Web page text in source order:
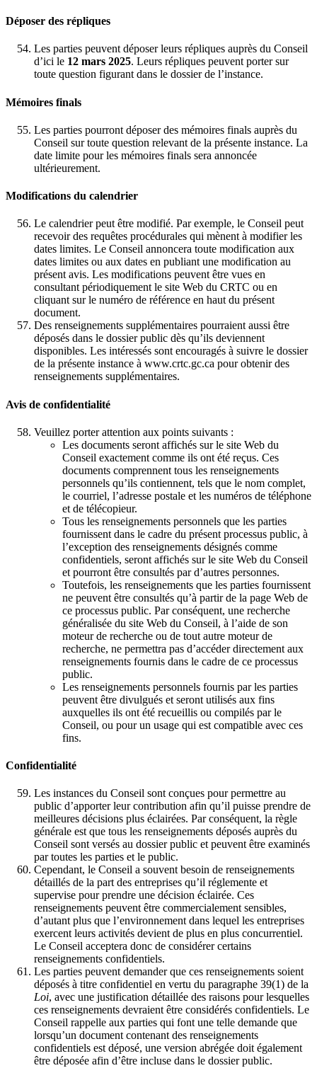
Déposer des répliques
Les parties peuvent déposer leurs répliques auprès du Conseil
d’ici le 12 mars 2025. Leurs répliques peuvent porter sur
toute question figurant dans le dossier de l’instance.
Mémoires finals
Les parties pourront déposer des mémoires finals auprès du
Conseil sur toute question relevant de la présente instance. La
date limite pour les mémoires finals sera annoncée
ultérieurement.
Modifications du calendrier
Le calendrier peut être modifié. Par exemple, le Conseil peut
recevoir des requêtes procédurales qui mènent à modifier les
dates limites. Le Conseil annoncera toute modification aux
dates limites ou aux dates en publiant une modification au
présent avis. Les modifications peuvent être vues en
consultant périodiquement le site Web du CRTC ou en
cliquant sur le numéro de référence en haut du présent
document.
Des renseignements supplémentaires pourraient aussi être
déposés dans le dossier public dès qu’ils deviennent
disponibles. Les intéressés sont encouragés à suivre le dossier
de la présente instance à www.crtc.gc.ca pour obtenir des
renseignements supplémentaires.
Avis de confidentialité
Veuillez porter attention aux points suivants :
Les documents seront affichés sur le site Web du
Conseil exactement comme ils ont été reçus. Ces
documents comprennent tous les renseignements
personnels qu’ils contiennent, tels que le nom complet,
le courriel, l’adresse postale et les numéros de téléphone
et de télécopieur.
Tous les renseignements personnels que les parties
fournissent dans le cadre du présent processus public, à
l’exception des renseignements désignés comme
confidentiels, seront affichés sur le site Web du Conseil
et pourront être consultés par d’autres personnes.
Toutefois, les renseignements que les parties fournissent
ne peuvent être consultés qu’à partir de la page Web de
ce processus public. Par conséquent, une recherche
généralisée du site Web du Conseil, à l’aide de son
moteur de recherche ou de tout autre moteur de
recherche, ne permettra pas d’accéder directement aux
renseignements fournis dans le cadre de ce processus
public.
Les renseignements personnels fournis par les parties
peuvent être divulgués et seront utilisés aux fins
auxquelles ils ont été recueillis ou compilés par le
Conseil, ou pour un usage qui est compatible avec ces
fins.
Confidentialité
Les instances du Conseil sont conçues pour permettre au
public d’apporter leur contribution afin qu’il puisse prendre de
meilleures décisions plus éclairées. Par conséquent, la règle
générale est que tous les renseignements déposés auprès du
Conseil sont versés au dossier public et peuvent être examinés
par toutes les parties et le public.
Cependant, le Conseil a souvent besoin de renseignements
détaillés de la part des entreprises qu’il réglemente et
supervise pour prendre une décision éclairée. Ces
renseignements peuvent être commercialement sensibles,
d’autant plus que l’environnement dans lequel les entreprises
exercent leurs activités devient de plus en plus concurrentiel.
Le Conseil acceptera donc de considérer certains
renseignements confidentiels.
Les parties peuvent demander que ces renseignements soient
déposés à titre confidentiel en vertu du paragraphe 39(1) de la
Loi, avec une justification détaillée des raisons pour lesquelles
ces renseignements devraient être considérés confidentiels. Le
Conseil rappelle aux parties qui font une telle demande que
lorsqu’un document contenant des renseignements
confidentiels est déposé, une version abrégée doit également
être déposée afin d’être incluse dans le dossier public.